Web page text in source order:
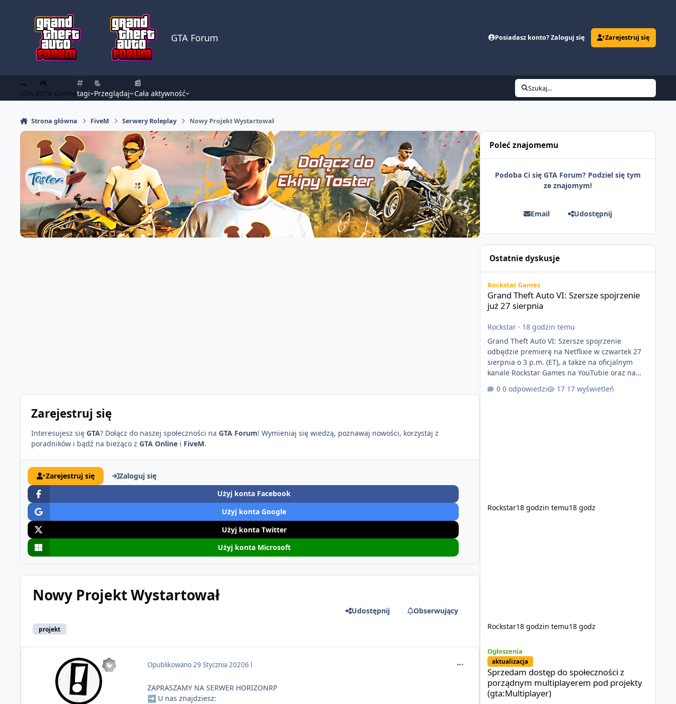
GTA Forum Posiadasz konto? Zaloguj się Zarejestruj się
🐊
GTA 6
🎮
GTA Onlinetagi
📃
Przeglądaj
📰
Cała aktywność
Szukaj...
Strona główna FiveM Serwery Roleplay Nowy Projekt Wystartował
Zarejestruj się
Interesujesz się GTA? Dołącz do naszej społeczności na GTA Forum! Wymieniaj się wiedzą, poznawaj nowości, korzystaj z
poradników i bądź na bieżąco z GTA Online i FiveM.
Zarejestruj się
Zaloguj się
Użyj konta Facebook
Użyj konta Google
Użyj konta Twitter
Użyj konta Microsoft
Nowy Projekt Wystartował
projekt
Udostępnij Obserwujący
Opublikowano29 Stycznia 20206 l comment_56009
ZAPRASZAMY NA SERWER HORIZONRP
➡️ U nas znajdziesz:
Poleć znajomemu
Podoba Ci się GTA Forum? Podziel się tym
ze znajomym!
Email Udostępnij
Ostatnie dyskusje
Rockstar Games
Grand Theft Auto VI: Szersze spojrzenie
już 27 sierpnia
Rockstar· 18 godzin temu
Grand Theft Auto VI: Szersze spojrzenie
odbędzie premierę na Netflixie w czwartek 27
sierpnia o 3 p.m. (ET), a także na oficjalnym
kanale Rockstar Games na YouTubie oraz na
stronie Grand Theft Auto VI o 9 p.m. (ET) 27
sierpnia. https://netflix.com/GTAVI Grand Theft
0 odpowiedzi 17 wyświetleń
Rockstar18 godzin temu18 godz
Rockstar18 godzin temu18 godz
Ogłoszenia
aktualizacja
Sprzedam dostęp do społeczności z
porządnym multiplayerem pod projekty
(gta:Multiplayer)